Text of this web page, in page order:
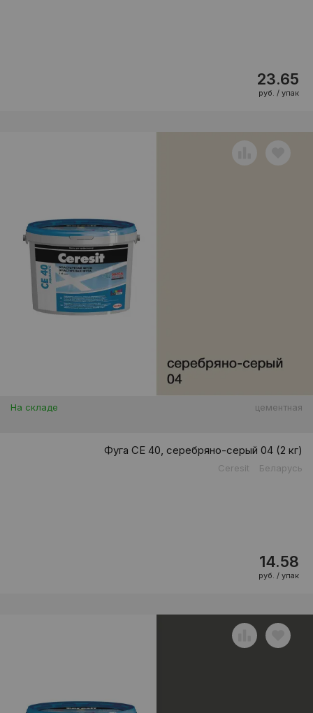
23.65
руб. / упак
На складе цементная
Фуга CE 40, серебряно-серый 04 (2 кг)
Ceresit Беларусь
14.58
руб. / упак